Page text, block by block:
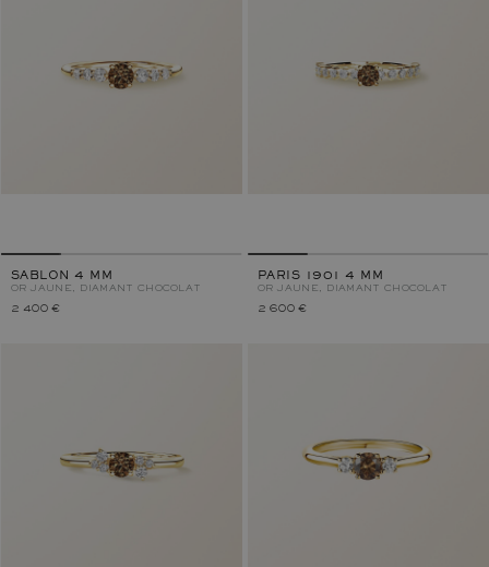
SABLON 4 MM
OR JAUNE, DIAMANT CHOCOLAT
2 400 €
PARIS 1901 4 MM
OR JAUNE, DIAMANT CHOCOLAT
2 600 €